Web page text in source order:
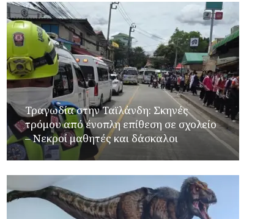
Τραγωδία στην Ταϊλάνδη: Σκηνές
τρόμου από ένοπλη επίθεση σε σχολείο
– Νεκροί μαθητές και δάσκαλοι